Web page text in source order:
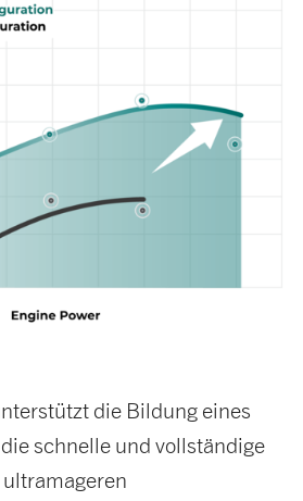
die Bildung eines
schnelle und vollständige